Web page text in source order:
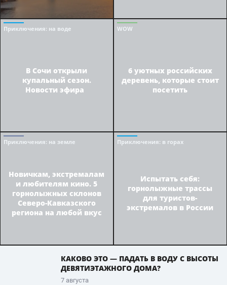
Приключения: на воде
В Сочи открыли
купальный сезон.
Новости эфира
WOW
6 уютных российских
деревень, которые стоит
посетить
Приключения: на земле
Новичкам, экстремалам
и любителям кино. 5
горнолыжных склонов
Северо-Кавказского
региона на любой вкус
Приключения: в горах
Испытать себя:
горнолыжные трассы
для туристов-
экстремалов в России
КАКОВО ЭТО — ПАДАТЬ В ВОДУ С ВЫСОТЫ
ДЕВЯТИЭТАЖНОГО ДОМА?
7 августа